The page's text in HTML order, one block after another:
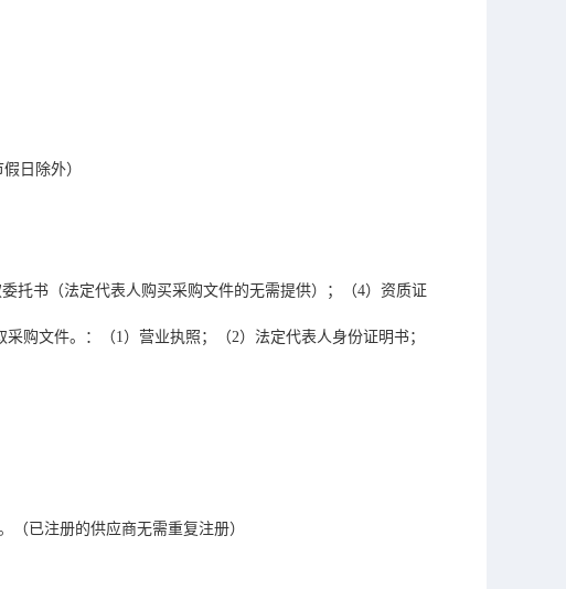
日除外）
托书（法定代表人购买采购文件的无需提供）；（4）资质证
采购文件。：（1）营业执照；（2）法定代表人身份证明书；
（已注册的供应商无需重复注册）